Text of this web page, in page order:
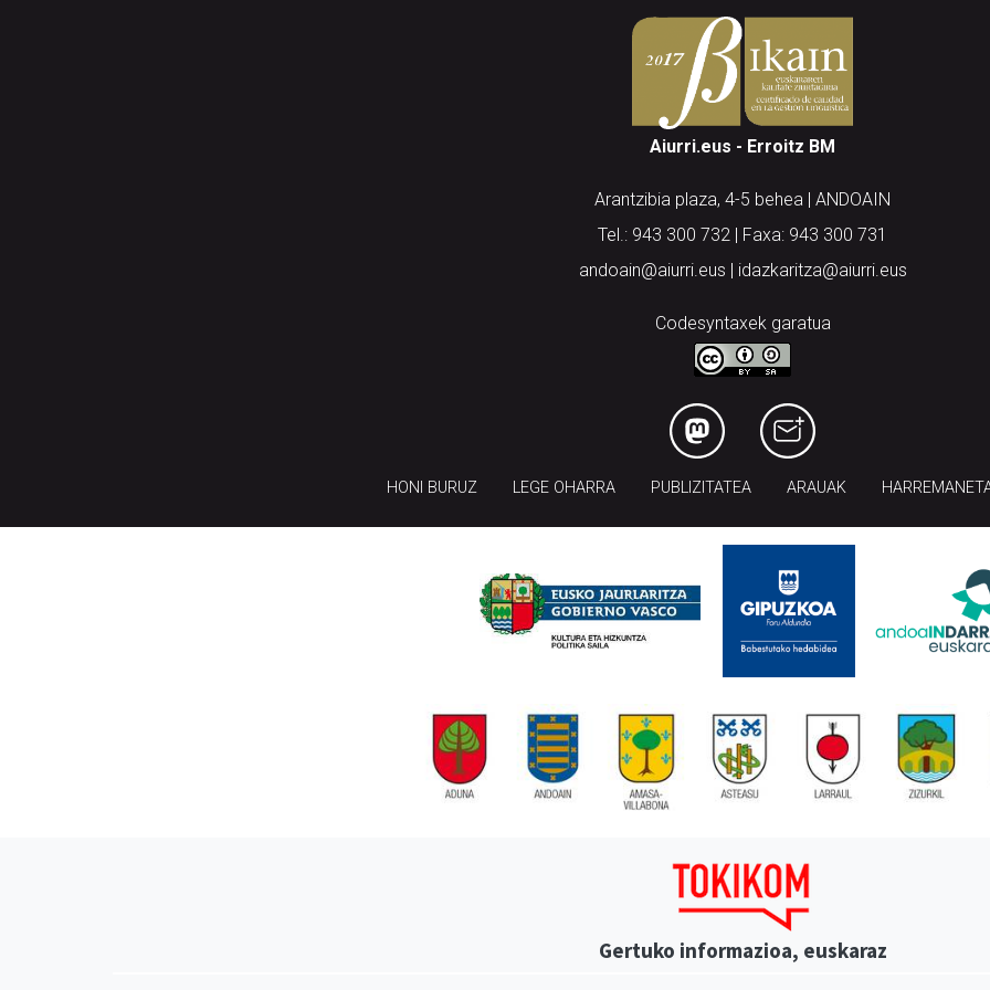
Aiurri.eus - Erroitz BM
Arantzibia plaza, 4-5 behea | ANDOAIN
Tel.: 943 300 732 | Faxa: 943 300 731
andoain@aiurri.eus | idazkaritza@aiurri.eus
Codesyntaxek garatua
HONI BURUZ LEGE OHARRA PUBLIZITATEA ARAUAK
Gertuko informazioa, euskaraz